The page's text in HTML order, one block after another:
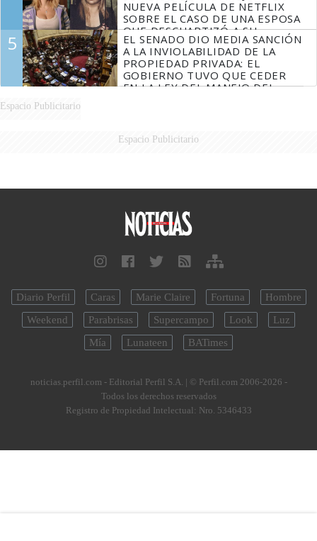
NUEVA PELÍCULA DE NETFLIX
SOBRE EL CASO DE UNA ESPOSA
QUE DESCUARTIZÓ A SU
MARIDO
5
EL SENADO DIO MEDIA SANCIÓN
A LA INVIOLABILIDAD DE LA
PROPIEDAD PRIVADA: EL
GOBIERNO TUVO QUE CEDER
EN LA LEY DEL MANEJO DEL
Espacio Publicitario
Espacio Publicitario
Diario Perfil Caras Marie Claire Fortuna
Hombre
Weekend
Parabrisas Supercampo Look
Luz
Mía
Lunateen BATimes
noticias.perfil.com - Editorial Perfil S.A. | © Perfil.com 2006-2026 -
Todos los derechos reservados
Registro de Propiedad Intelectual: Nro. 5346433